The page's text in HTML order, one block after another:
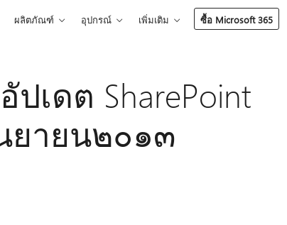
ผลิตภัณฑ์ อุปกรณ์ เพิ่มเติม ซื้อ Microsoft 365
เดต SharePoint
ยายน๒๐๑๓